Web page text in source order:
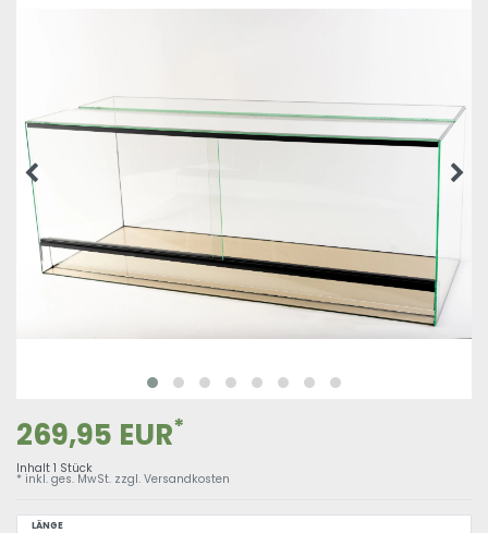
269,95 EUR*
Inhalt 1 Stück
* inkl. ges. MwSt. zzgl. Versandkosten
LÄNGE